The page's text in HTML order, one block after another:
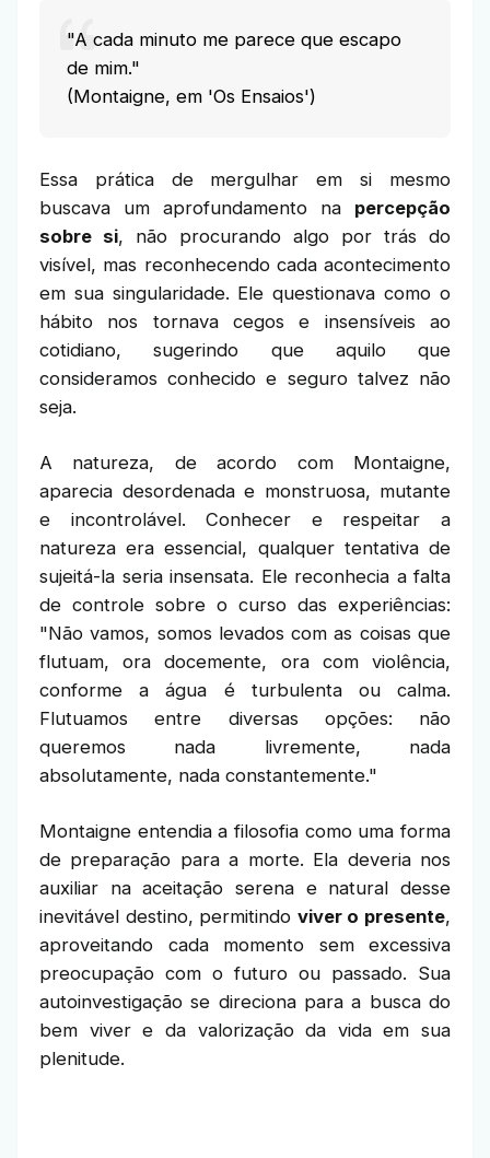
"A cada minuto me parece que escapo
de mim."
(Montaigne, em 'Os Ensaios')
Essa prática de mergulhar em si mesmo
buscava um aprofundamento na percepção
sobre si, não procurando algo por trás do
visível, mas reconhecendo cada acontecimento
em sua singularidade. Ele questionava como o
hábito nos tornava cegos e insensíveis ao
cotidiano, sugerindo que aquilo que
consideramos conhecido e seguro talvez não
seja.
A natureza, de acordo com Montaigne,
aparecia desordenada e monstruosa, mutante
e incontrolável. Conhecer e respeitar a
natureza era essencial, qualquer tentativa de
sujeitá-la seria insensata. Ele reconhecia a falta
de controle sobre o curso das experiências:
"Não vamos, somos levados com as coisas que
flutuam, ora docemente, ora com violência,
conforme a água é turbulenta ou calma.
Flutuamos entre diversas opções: não
queremos nada livremente, nada
absolutamente, nada constantemente."
Montaigne entendia a filosofia como uma forma
de preparação para a morte. Ela deveria nos
auxiliar na aceitação serena e natural desse
inevitável destino, permitindo viver o presente,
aproveitando cada momento sem excessiva
preocupação com o futuro ou passado. Sua
autoinvestigação se direciona para a busca do
bem viver e da valorização da vida em sua
plenitude.